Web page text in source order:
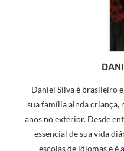
Daniel Silva é brasileiro
sua família ainda criança,
anos no exterior. Desde
essencial de sua vida
escolas de idiomas e é